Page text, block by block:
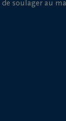
soulager au